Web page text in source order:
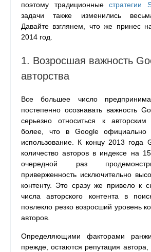
поэтому традиционныестратегии
задачи также изменились
Давайте взглянем, что же принес
2014 год.
1. Возросшая важность
авторства
Все большее число
постепенно осознавать важность
серьезно относиться к
более, что в Google официально
использование. К концу 2013 года
количество авторов в индексе на
очередной раз
приверженность исключительно
контенту. Это сразу же привело к
числа авторского контента в
повлекло резко возросший уровень
авторов.
Определяющими факторами
прежде, остаются репутация автора,